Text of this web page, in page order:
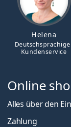
Helena
Kundenservice
Online
Alles über den
Zahlung